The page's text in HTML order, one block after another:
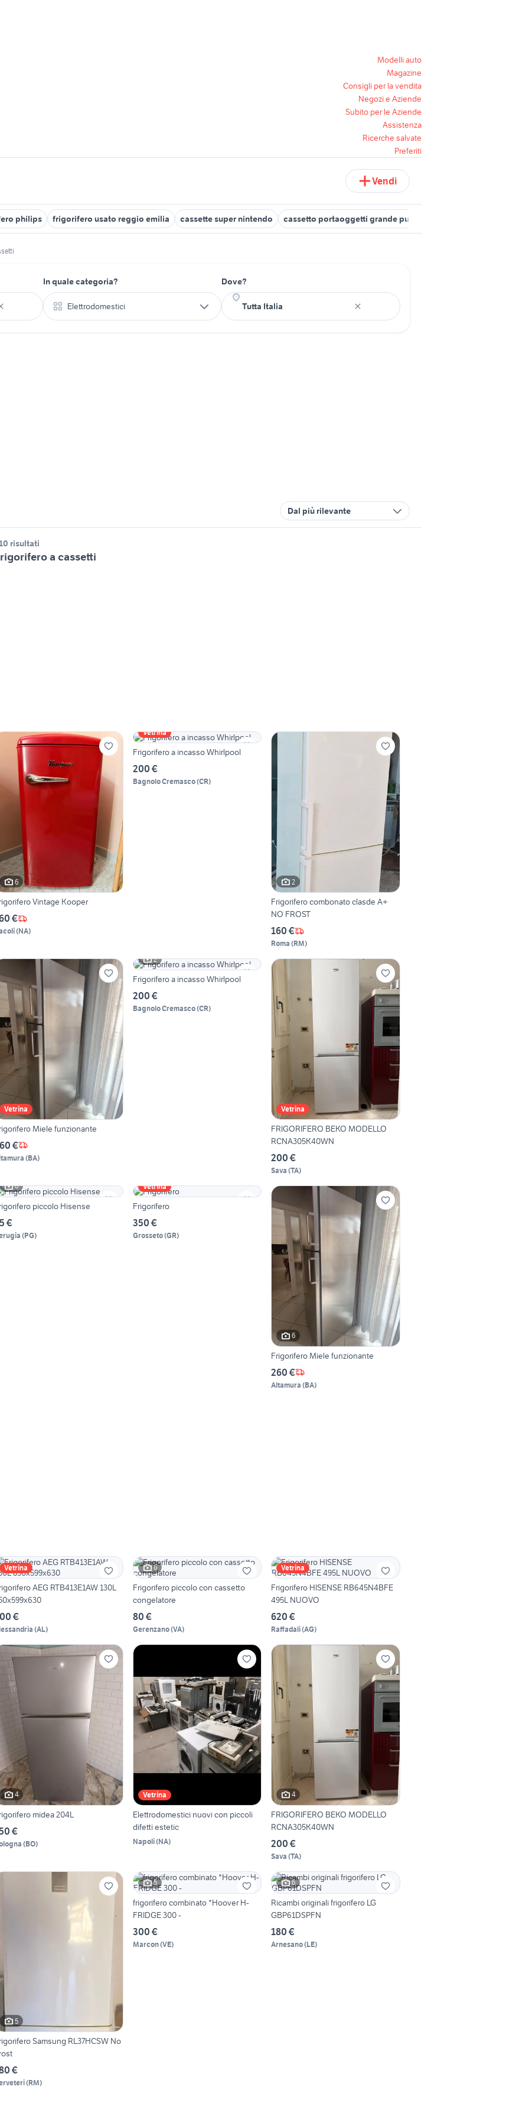
Modelli auto
Magazine
Consigli per la vendita
Negozi e Aziende
Subito per le Aziende
Assistenza
Ricerche salvate
Preferiti
Vendi
philips frigorifero usato reggio emilia cassette super nintendo cassetto portaoggetti grande punto
In quale categoria?
Elettrodomestici
Dove?
Dal più rilevante
risultati
a cassetti
6
Vintage Kooper
€
(NA)
Vetrina
Frigorifero a incasso Whirlpool
200 €
Bagnolo Cremasco(CR)
2
Frigorifero combonato clasde A+
NO FROST
160 €
Roma (RM)
Vetrina
Miele funzionante
€
(BA)
2
Frigorifero a incasso Whirlpool
200 €
Bagnolo Cremasco(CR)
Vetrina
FRIGORIFERO BEKO MODELLO
RCNA305K40WN
200 €
Sava (TA)
6
piccolo Hisense
€
(PG)
Vetrina
Frigorifero
350 €
Grosseto(GR)
6
Frigorifero Miele funzionante
260 €
Altamura (BA)
Vetrina
AEG RTB413E1AW 130L
€
(AL)
6
Frigorifero piccolo con cassetto
congelatore
80 €
Gerenzano(VA)
Vetrina
Frigorifero HISENSE RB645N4BFE
495L NUOVO
620 €
Raffadali(AG)
4
midea 204L
€
(BO)
Vetrina
Elettrodomestici nuovi con piccoli
difetti estetic
Napoli(NA)
4
FRIGORIFERO BEKO MODELLO
RCNA305K40WN
200 €
Sava (TA)
5
Samsung RL37HCSW No
€
(RM)
5
frigorifero combinato *Hoover H-
FRIDGE 300 -
300 €
Marcon(VE)
6
Ricambi originali frigorifero LG
GBP61DSPFN
180 €
Arnesano(LE)